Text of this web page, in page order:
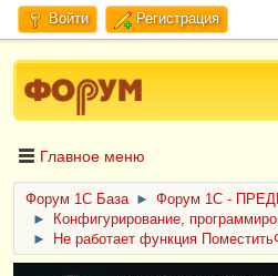
Войти Регистрация
Главное меню
Форум 1C База ►
Форум 1С -
►
Конфигурирование,
►
Не работает функция